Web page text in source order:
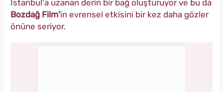
İstanbul'a uzanan derin bir bağ oluşturuyor ve bu da
Bozdağ Film'in evrensel etkisini bir kez daha gözler
önüne seriyor.